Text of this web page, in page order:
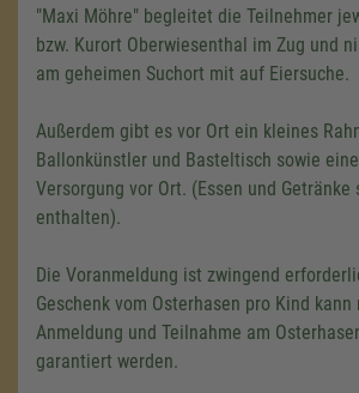
"Maxi Möhre" begleitet die Teilnehmer
bzw. Kurort Oberwiesenthal im Zug und
am geheimen Suchort mit auf Eiersuche.
Außerdem gibt es vor Ort ein kleines
Ballonkünstler und Basteltisch sowie
Versorgung vor Ort. (Essen und
enthalten).
Die Voranmeldung ist zwingend
Geschenk vom Osterhasen pro Kind
Anmeldung und Teilnahme am
garantiert werden.